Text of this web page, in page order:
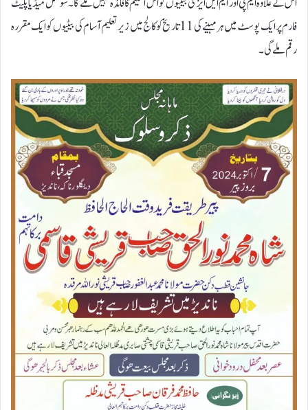
فارم پر ایک پوسٹ میں ہر مہینے کی 11 تاریخ کو کالج میں زیر تعلیم آسام کی بیٹیوں کو ایک مقررہ
رقم ملے گی۔